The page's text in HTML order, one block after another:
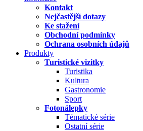
Kontakt
Nejčastější dotazy
Ke stažení
Obchodní podmínky
Ochrana osobních údajů
Produkty
Turistické vizitky
Turistika
Kultura
Gastronomie
Sport
Fotonálepky
Tématické série
Ostatní série